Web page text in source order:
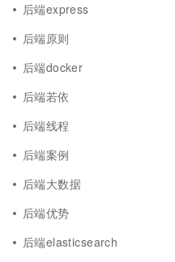
后端express
后端原则
后端docker
后端若依
后端线程
后端案例
后端大数据
后端优势
后端elasticsearch